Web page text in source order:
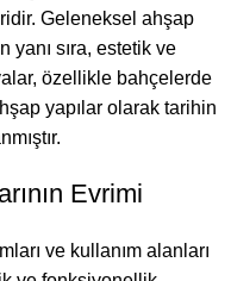
Geleneksel ahşap
yanı sıra, estetik ve
özellikle bahçelerde
yapılar olarak tarihin
Evrimi
ve kullanım alanları